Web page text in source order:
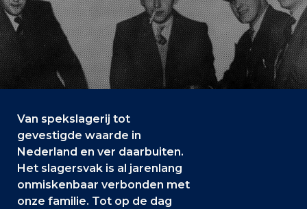
Van spekslagerij tot
gevestigde waarde in
Nederland en ver daarbuiten.
Het slagersvak is al jarenlang
onmiskenbaar verbonden met
onze familie. Tot op de dag